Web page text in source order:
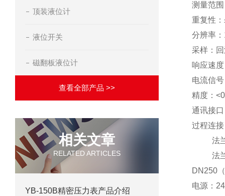
顶装液位计
液位开关
磁翻板液位计
查看全部产品 >>
相关文章
RELATED ARTICLES
YB-150B精密压力表产品介绍
测量范
重复性
分辨率
采样：
响应速
电流信
精度：
通讯接
过程连
法兰
法兰
DN250
电源：